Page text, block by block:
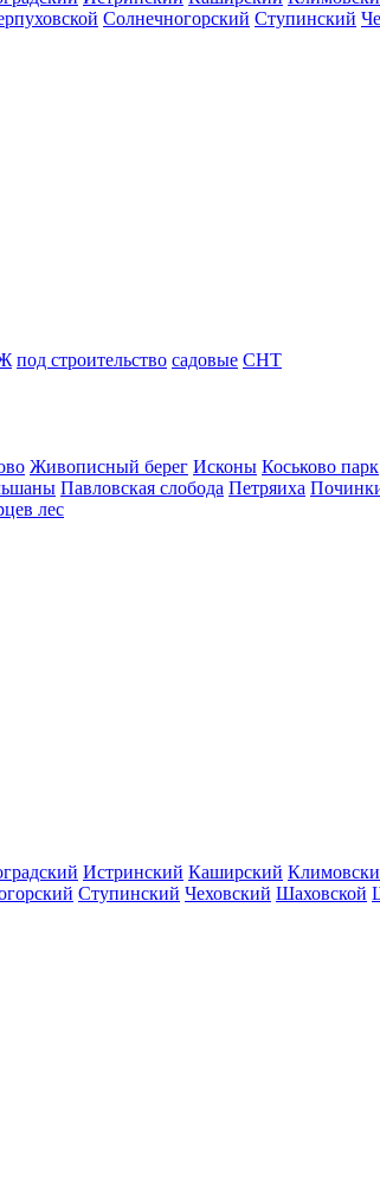
Солнечногорский Ступинский
под строительство садовые СНТ
Живописный берег Исконы Коськово парк
Павловская слобода Петряиха
лес
Истринский Каширский
Ступинский Чеховский Шаховской